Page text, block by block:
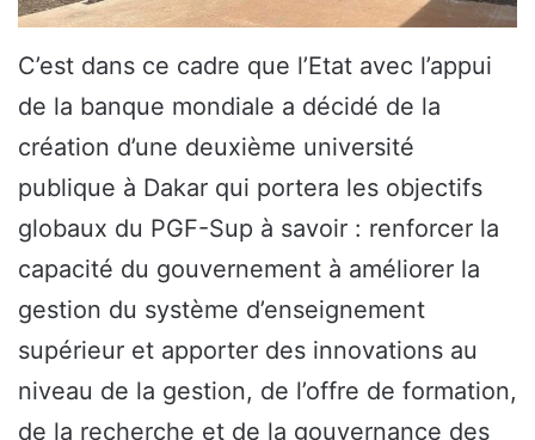
C’est dans ce cadre que l’Etat avec l’appui
de la banque mondiale a décidé de la
création d’une deuxième université
publique à Dakar qui portera les objectifs
globaux du PGF-Sup à savoir : renforcer la
capacité du gouvernement à améliorer la
gestion du système d’enseignement
supérieur et apporter des innovations au
niveau de la gestion, de l’offre de formation,
de la recherche et de la gouvernance des